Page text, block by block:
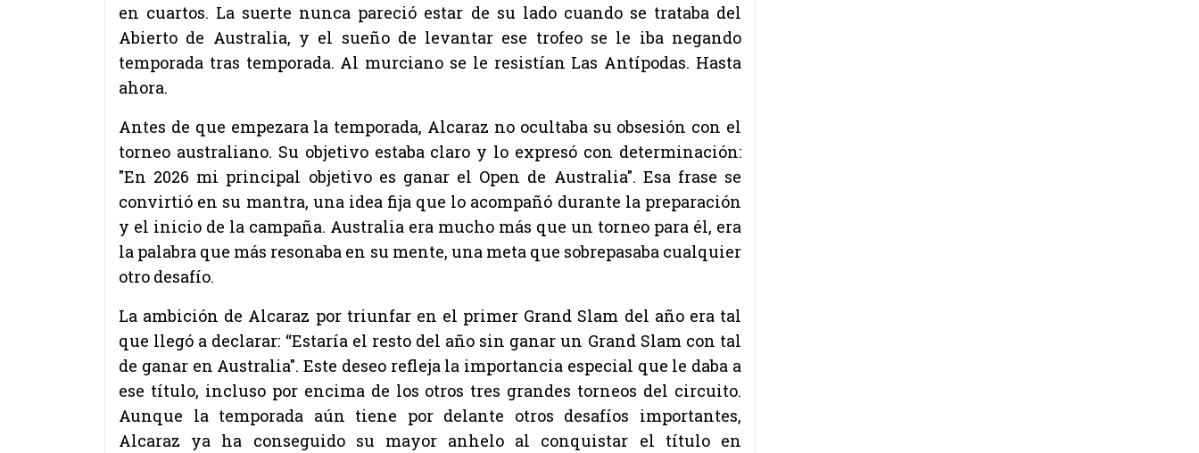
en cuartos. La suerte nunca pareció estar de su lado cuando se trataba del
Abierto de Australia, y el sueño de levantar ese trofeo se le iba negando
temporada tras temporada. Al murciano se le resistían Las Antípodas. Hasta
ahora.
Antes de que empezara la temporada, Alcaraz no ocultaba su obsesión con el
torneo australiano. Su objetivo estaba claro y lo expresó con determinación:
"En 2026 mi principal objetivo es ganar el Open de Australia". Esa frase se
convirtió en su mantra, una idea fija que lo acompañó durante la preparación
y el inicio de la campaña. Australia era mucho más que un torneo para él, era
la palabra que más resonaba en su mente, una meta que sobrepasaba cualquier
otro desafío.
La ambición de Alcaraz por triunfar en el primer Grand Slam del año era tal
que llegó a declarar: “Estaría el resto del año sin ganar un Grand Slam con tal
de ganar en Australia". Este deseo refleja la importancia especial que le daba a
ese título, incluso por encima de los otros tres grandes torneos del circuito.
Aunque la temporada aún tiene por delante otros desafíos importantes,
Alcaraz ya ha conseguido su mayor anhelo al conquistar el título en